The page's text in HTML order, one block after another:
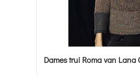
Dames trui Roma van